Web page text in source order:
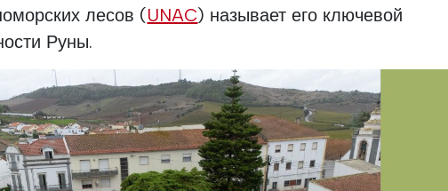
лесов (UNAC) называет его ключевой
Руны.